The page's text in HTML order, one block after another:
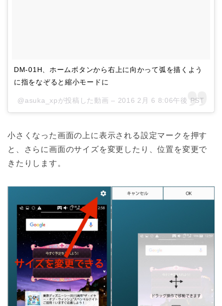
DM-01H、ホームボタンから右上に向かって弧を描くよう
に指をなぞると縮小モードに
@asuka_xpが投稿した動画 – 2016 2月 6 8:06午後 PST
小さくなった画面の上に表示される設定マークを押す
と、さらに画面のサイズを変更したり、位置を変更で
きたりします。